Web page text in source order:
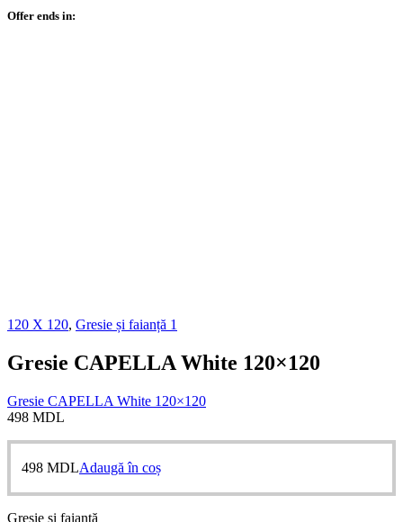
Offer ends in:
120 X 120, Gresie și faianță 1
Gresie CAPELLA White 120×120
Gresie CAPELLA White 120×120
498 MDL
498 MDLAdaugă în coș
Gresie și faianță